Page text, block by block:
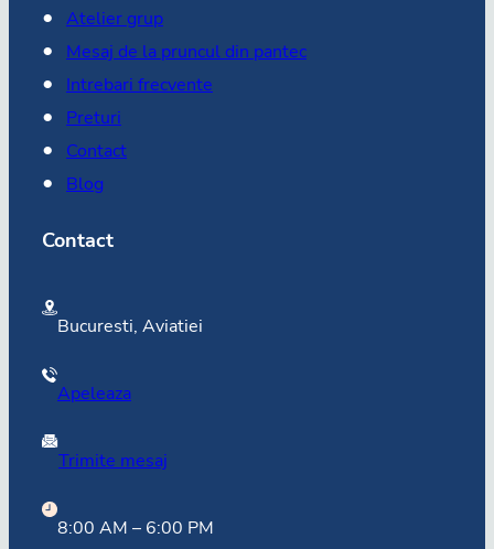
Atelier grup
Mesaj de la pruncul din pantec
Intrebari frecvente
Preturi
Contact
Blog
Contact
Bucuresti, Aviatiei
Apeleaza
Trimite mesaj
8:00 AM – 6:00 PM